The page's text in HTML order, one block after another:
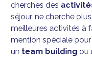
cherches des
séjour, ne cherche
meilleures activités à
mention spéciale pour
un team building ou